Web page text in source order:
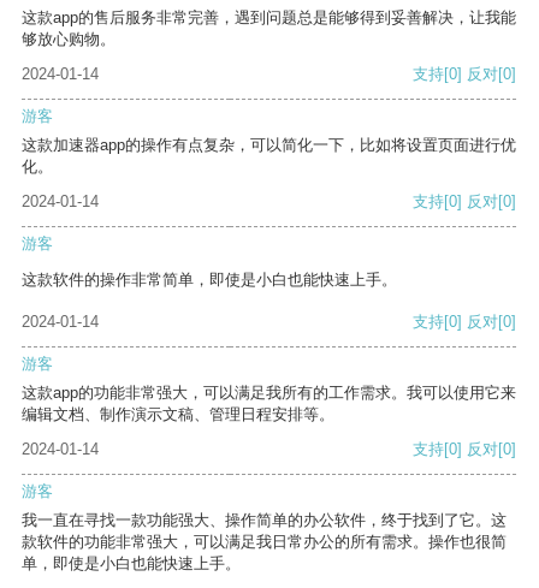
这款app的售后服务非常完善，遇到问题总是能够得到妥善解决，让我能
够放心购物。
2024-01-14
支持[0] 反对[0]
游客
这款加速器app的操作有点复杂，可以简化一下，比如将设置页面进行优
化。
2024-01-14
支持[0] 反对[0]
游客
这款软件的操作非常简单，即使是小白也能快速上手。
2024-01-14 支持[0] 反对[0]
游客
这款app的功能非常强大，可以满足我所有的工作需求。我可以使用它来
编辑文档、制作演示文稿、管理日程安排等。
2024-01-14
支持[0] 反对[0]
游客
我一直在寻找一款功能强大、操作简单的办公软件，终于找到了它。这
款软件的功能非常强大，可以满足我日常办公的所有需求。操作也很简
单，即使是小白也能快速上手。